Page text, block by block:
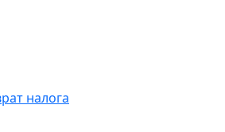
налога